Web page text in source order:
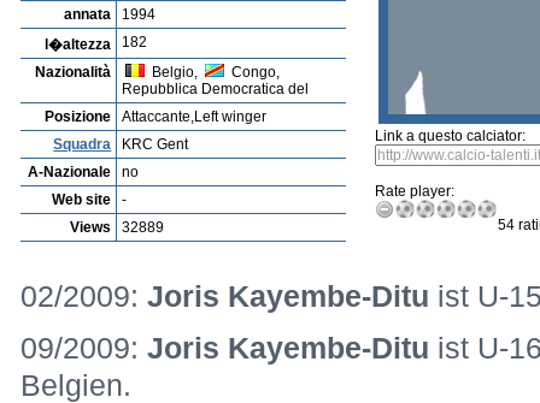
annata
1994
l�altezza
182
Nazionalità
Belgio,
Congo,
Repubblica Democratica del
Posizione
Attaccante,Left winger
Squadra
KRC Gent
A-Nazionale
no
Web site
-
Views
32889
Link a questo calciator:
Rate player:
54
02/2009:Joris Kayembe-Ditu ist U-
09/2009:Joris Kayembe-Ditu ist U-
Belgien.